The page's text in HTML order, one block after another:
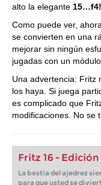
alto la elegante 15…f4!
Como puede ver,
se convierten en una
mejorar sin ningún
jugadas con un módulo.
Una advertencia: Fritz
los haya. Si juega
es complicado que
modificaciones. No se
Fritz 16 -
La bestia del ajedrez
para que usted se